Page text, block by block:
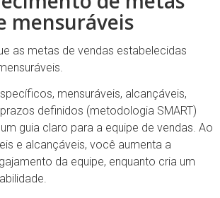
mensuráveis
as metas de vendas estabelecidas
mensuráveis, alcançáveis,
definidos (metodologia SMART)
guia claro para a equipe de vendas. Ao
e alcançáveis, você aumenta a
da equipe, enquanto cria um